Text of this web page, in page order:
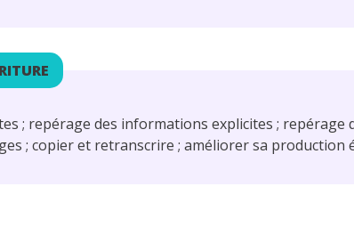
; repérage des informations explicites ;
; copier et retranscrire ; améliorer sa production